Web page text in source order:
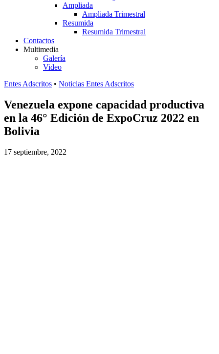
Ampliada
Ampliada Trimestral
Resumida
Resumida Trimestral
Contactos
Multimedia
Galería
Video
Entes Adscritos • Noticias Entes Adscritos
Venezuela expone capacidad productiva
en la 46° Edición de ExpoCruz 2022 en
Bolivia
17 septiembre, 2022